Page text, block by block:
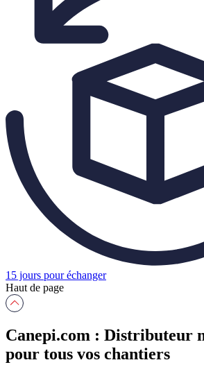
15 jours pour échanger
Haut de page
Canepi.com : Distributeur
pour tous vos chantiers